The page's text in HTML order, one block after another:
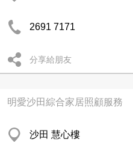
2691 7171
分享給朋友
明愛沙田綜合家居照顧服務
沙田 慧心樓